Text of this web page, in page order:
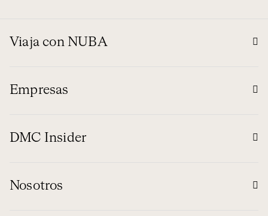
Viaja con NUBA
Empresas
DMC Insider
Nosotros